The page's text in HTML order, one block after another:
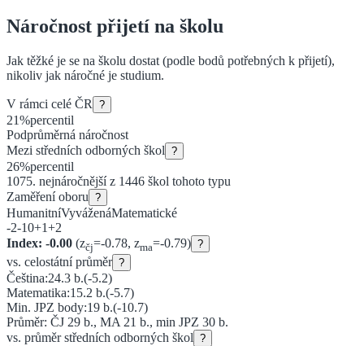
Náročnost přijetí na školu
Jak těžké je se na školu dostat (podle bodů potřebných k přijetí),
nikoliv jak náročné je studium.
V rámci celé ČR ?
21%percentil
Podprůměrná náročnost
Mezi středních odborných škol ?
26%percentil
1075. nejnáročnější z 1446 škol tohoto typu
Zaměření oboru ?
HumanitníVyváženáMatematické
-2-10+1+2
Index: -0.00 (zčj=-0.78, zma=-0.79) ?
vs. celostátní průměr ?
Čeština:24.3 b.(-5.2)
Matematika:15.2 b.(-5.7)
Min. JPZ body:19 b.(-10.7)
Průměr: ČJ 29 b., MA 21 b., min JPZ 30 b.
vs. průměrstředních odborných škol ?